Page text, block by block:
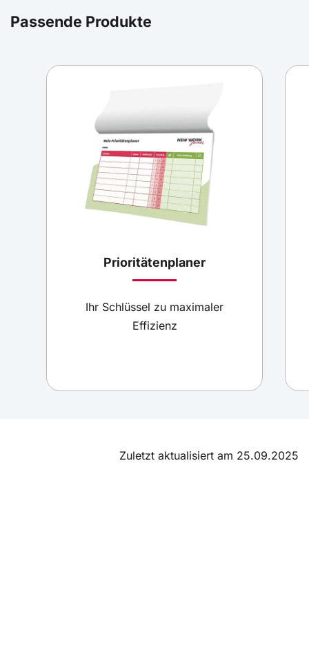
Passende Produkte
Prioritätenplaner
Ihr Schlüssel zu maximaler
Effizienz
Zuletzt aktualisiert am 25.09.2025